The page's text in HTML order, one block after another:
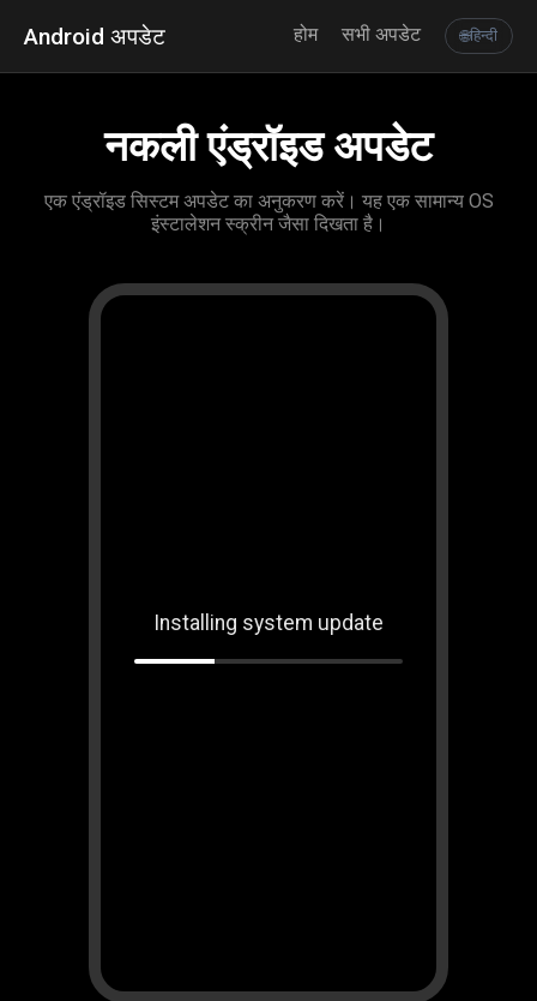
Android अपडेट होम सभी अपडेट 🌐हिन्दी
नकली एंड्रॉइड अपडेट
एक एंड्रॉइड सिस्टम अपडेट का अनुकरण करें। यह एक सामान्य OS
इंस्टालेशन स्क्रीन जैसा दिखता है।
Installing system update